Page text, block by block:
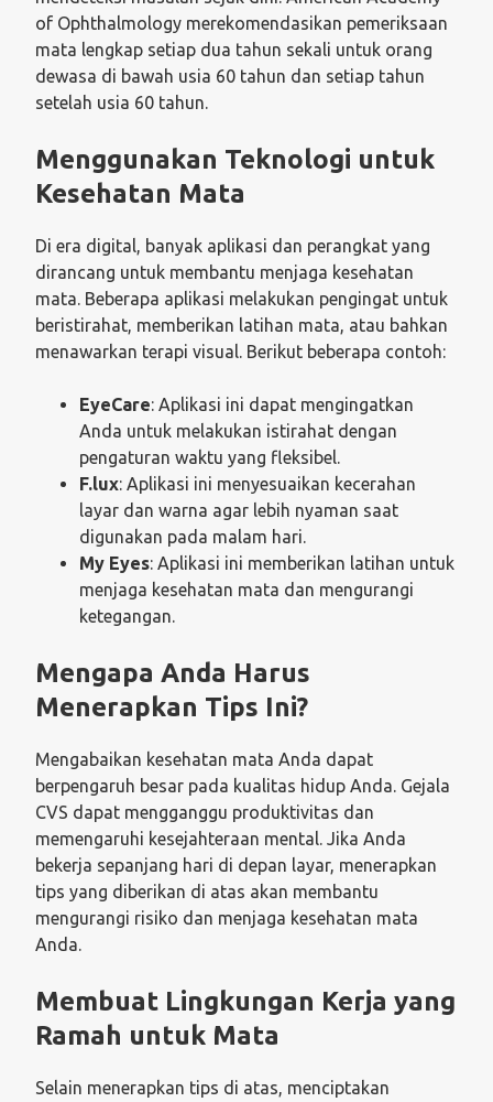
of Ophthalmology merekomendasikan pemeriksaan
mata lengkap setiap dua tahun sekali untuk orang
dewasa di bawah usia 60 tahun dan setiap tahun
setelah usia 60 tahun.
Menggunakan Teknologi untuk
Kesehatan Mata
Di era digital, banyak aplikasi dan perangkat yang
dirancang untuk membantu menjaga kesehatan
mata. Beberapa aplikasi melakukan pengingat untuk
beristirahat, memberikan latihan mata, atau bahkan
menawarkan terapi visual. Berikut beberapa contoh:
EyeCare: Aplikasi ini dapat mengingatkan
Anda untuk melakukan istirahat dengan
pengaturan waktu yang fleksibel.
F.lux: Aplikasi ini menyesuaikan kecerahan
layar dan warna agar lebih nyaman saat
digunakan pada malam hari.
My Eyes: Aplikasi ini memberikan latihan untuk
menjaga kesehatan mata dan mengurangi
ketegangan.
Mengapa Anda Harus
Menerapkan Tips Ini?
Mengabaikan kesehatan mata Anda dapat
berpengaruh besar pada kualitas hidup Anda. Gejala
CVS dapat mengganggu produktivitas dan
memengaruhi kesejahteraan mental. Jika Anda
bekerja sepanjang hari di depan layar, menerapkan
tips yang diberikan di atas akan membantu
mengurangi risiko dan menjaga kesehatan mata
Anda.
Membuat Lingkungan Kerja yang
Ramah untuk Mata
Selain menerapkan tips di atas, menciptakan